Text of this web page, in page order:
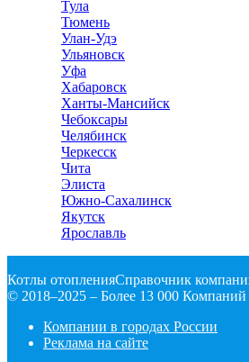
Тула
Тюмень
Улан-Удэ
Ульяновск
Уфа
Хабаровск
Ханты-Мансийск
Чебоксары
Челябинск
Черкесск
Чита
Элиста
Южно-Сахалинск
Якутск
Ярославль
Котлы отопленияСправочник
© 2018–2025 – Более 13 000 Компаний
Компании в городах России
Реклама на сайте